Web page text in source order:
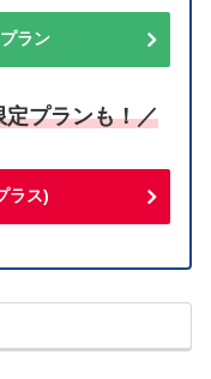
ラン
プランも！／
ラス)